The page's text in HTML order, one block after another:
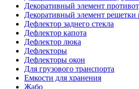
Декоративный элемент
Декоративный элемент решетки
Дефлектор заднего стекла
Дефлектор капота
Дефлектор люка
Дефлекторы
Дефлекторы окон
Для грузового транспорта
Емкости для хранения
Жабо